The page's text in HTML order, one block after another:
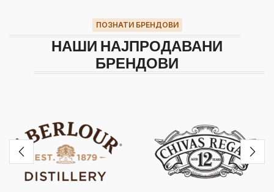
ПОЗНАТИ БРЕНДОВИ
НАШИ НАЈПРОДАВАНИ
БРЕНДОВИ